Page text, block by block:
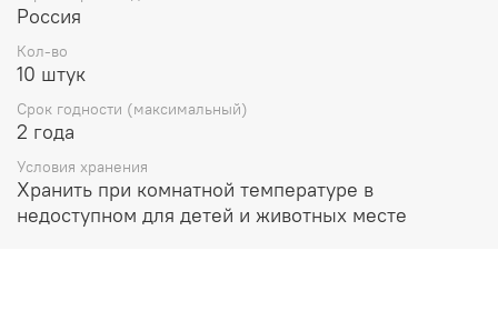
настроению..
Никогда не оставляйте расплавленный воск в
аромалампе без присмотра или вблизи
легковоспламеняющихся предметов. Не храните в
доступном для детей и животных месте.
Россия
Кол-во
10 штук
Срок годности (максимальный)
2 года
Условия хранения
Хранить при комнатной температуре в
недоступном для детей и животных месте